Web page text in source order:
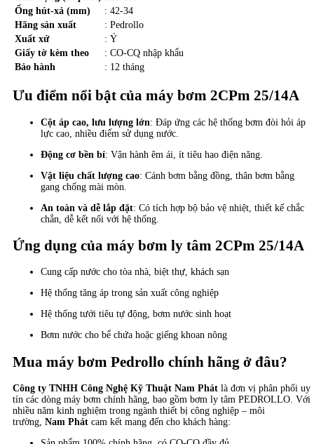
Ống hút-xả (mm)
: 42-34
Hãng sản xuất
: Pedrollo
Xuất xứ
: Ý
Giấy tờ kèm theo
: CO-CQ nhập khẩu
Bảo hành
: 12 tháng
Ưu điểm nổi bật của máy bơm 2CPm 25/14A
Cột áp cao, lưu lượng lớn: Đáp ứng các hệ thống bơm đòi hỏi áp
lực cao, nhiều điểm sử dụng nước.
Động cơ bền bỉ: Vận hành êm ái, ít tiêu hao điện năng.
Vật liệu chất lượng cao: Cánh bơm bằng đồng, thân bơm bằng
gang chống mài mòn.
An toàn và dễ lắp đặt: Có tích hợp bộ bảo vệ nhiệt, thiết kế chắc
chắn, dễ kết nối với hệ thống.
Ứng dụng của máy bơm ly tâm 2CPm 25/14A
Cung cấp nước cho tòa nhà, biệt thự, khách sạn
Hệ thống tăng áp trong sản xuất công nghiệp
Hệ thống tưới tiêu tự động, bơm nước sinh hoạt
Bơm nước cho bể chứa hoặc giếng khoan nông
Mua máy bơm Pedrollo chính hãng ở đâu?
Công ty TNHH Công Nghệ Kỹ Thuật Nam Phát là đơn vị phân phối uy
tín các dòng máy bơm chính hãng, bao gồm bơm ly tâm PEDROLLO. Với
nhiều năm kinh nghiệm trong ngành thiết bị công nghiệp – môi
trường, Nam Phát cam kết mang đến cho khách hàng: